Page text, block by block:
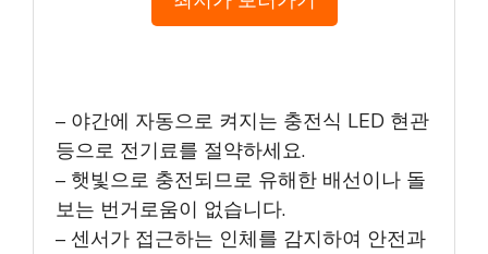
– 야간에 자동으로 켜지는 충전식 LED 현관
등으로 전기료를 절약하세요.
– 햇빛으로 충전되므로 유해한 배선이나 돌
보는 번거로움이 없습니다.
– 센서가 접근하는 인체를 감지하여 안전과